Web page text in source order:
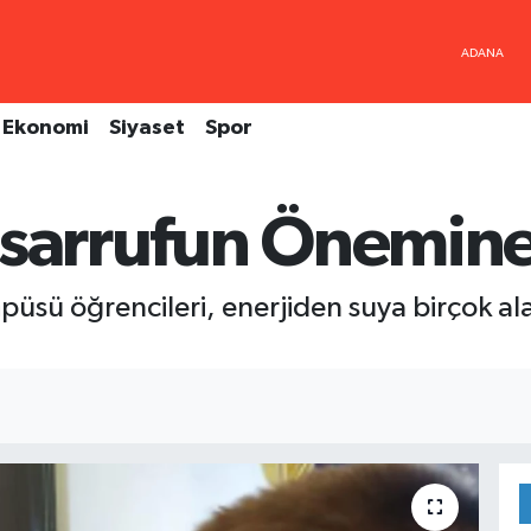
Ekonomi Siyaset Spor
öğrencileri, enerjiden suya birçok